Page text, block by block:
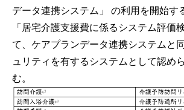
データ連携システム」 の利用を開始す
「居宅介護支援費に係るシステム評価
て、ケアプランデータ連携システムと
ュリティを有するシステムとして認め
む。